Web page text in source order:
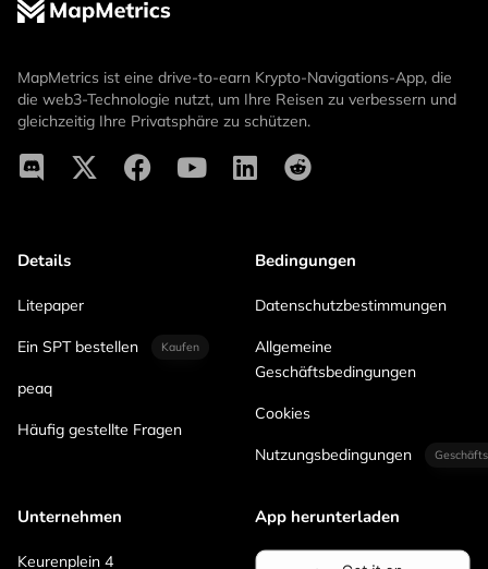
MapMetrics ist eine drive-to-earn Krypto-Navigations-App, die
die web3-Technologie nutzt, um Ihre Reisen zu verbessern und
gleichzeitig Ihre Privatsphäre zu schützen.
Details
Litepaper
Ein SPT bestellen Kaufen
peaq
Häufig gestellte Fragen
Bedingungen
Datenschutzbestimmungen
Allgemeine
Geschäftsbedingungen
Cookies
Nutzungsbedingungen
Unternehmen
Keurenplein 4
App herunterladen